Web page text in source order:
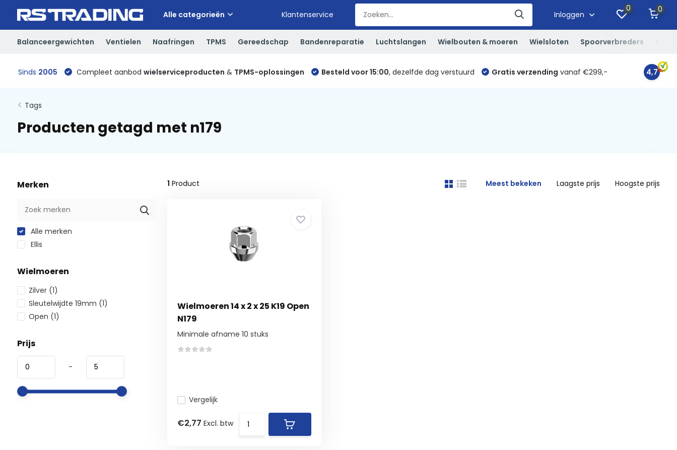
Alle categorieën Klantenservice Inloggen
0 0
Balanceergewichten Ventielen Naafringen TPMS Gereedschap Bandenreparatie Luchtslangen Wielbouten & moeren Wielsloten Spoorverbreders
Sinds 2005 Compleet aanbod wielserviceproducten & TPMS-oplossingen Besteld voor 15:00, dezelfde dag verstuurd Gratis verzending vanaf €299,- 4,7
Tags
Producten getagd met n179
Merken
Alle merken
Ellis
Wielmoeren
Zilver (1)
Sleutelwijdte 19mm (1)
Open (1)
Prijs
-
1 Product Meest bekeken Laagste prijs Hoogste prijs
Wielmoeren 14 x 2 x 25 K19 Open
N179
Minimale afname 10 stuks
Vergelijk
€2,77 Excl. btw